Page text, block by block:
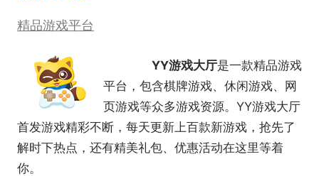
精品游戏平台
YY游戏大厅是一款精品游戏
平台，包含棋牌游戏、休闲游戏、网
页游戏等众多游戏资源。YY游戏大厅
首发游戏精彩不断，每天更新上百款新游戏，抢先了
解时下热点，还有精美礼包、优惠活动在这里等着
你。